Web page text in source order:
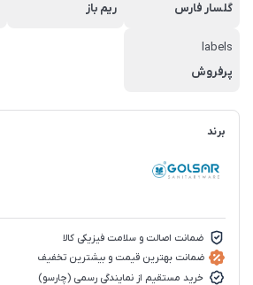
گلسار فارس
ریم باز
labels
پرفروش
برند
ضمانت اصالت و سلامت فیزیکی کالا
ضمانت بهترین قیمت و بیشترین تخفیف
خرید مستقیم از نمایندگی رسمی (چارسو)